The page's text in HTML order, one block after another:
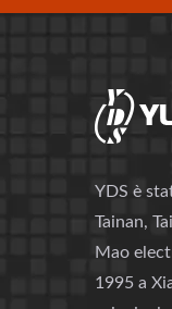
YDS è
Tainan,
Mao
1995 a